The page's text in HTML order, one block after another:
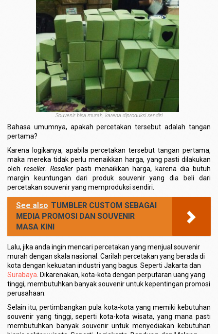
Souvenir bisa murah, karena diproduksi sendiri
Bahasa umumnya, apakah percetakan tersebut adalah tangan
pertama?
Karena logikanya, apabila percetakan tersebut tangan pertama,
maka mereka tidak perlu menaikkan harga, yang pasti dilakukan
oleh reseller. Reseller pasti menaikkan harga, karena dia butuh
margin keuntungan dari produk souvenir yang dia beli dari
percetakan souvenir yang memproduksi sendiri.
See also TUMBLER CUSTOM SEBAGAI
MEDIA PROMOSI DAN SOUVENIR
MASA KINI
Lalu, jika anda ingin mencari percetakan yang menjual souvenir
murah dengan skala nasional. Carilah percetakan yang berada di
kota dengan kekuatan industri yang bagus. Seperti Jakarta dan
Surabaya . Dikarenakan, kota-kota dengan perputaran uang yang
tinggi, membutuhkan banyak souvenir untuk kepentingan promosi
perusahaan.
Selain itu, pertimbangkan pula kota-kota yang memiki kebutuhan
souvenir yang tinggi, seperti kota-kota wisata, yang mana pasti
membutuhkan banyak souvenir untuk menyediakan kebutuhan